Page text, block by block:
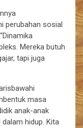
perubahan sosial
Mereka butuh
tapi juga
masa
anak-anak
hidup. Kita